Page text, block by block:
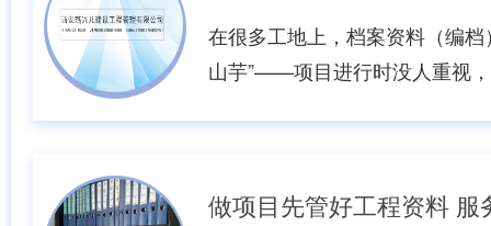
在很多工地上，档案资料（编档
山芋”——项目进行时没人重视
程质量的“黑匣子”，是竣工验收
做项目先管好工程资料 服